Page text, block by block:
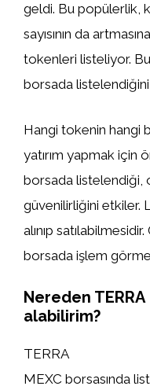
geldi. Bu popülerlik,
sayısının da
tokenleri listeliyor.
borsada
Hangi tokenin hangi
yatırım yapmak için
borsada listelendiği,
güvenilirliğini etkiler.
alınıp
borsada işlem
Nereden TERRA
alabilirim?
TERRA
MEXC borsasında